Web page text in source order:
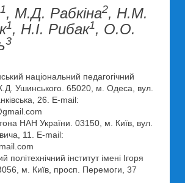
1, М.Д. Рабкіна2, Н.М.
1, Н.І. Рибак1, О.О.
3
національний педагогічний
Ушинського. 65020, м. Одеса, вул.
26. E-mail:
НАН України. 03150, м. Київ, вул.
11. E-mail:
політехнічний інститут імені Ігоря
м. Київ, просп. Перемоги, 37